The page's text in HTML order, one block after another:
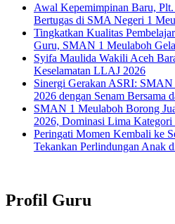
Awal Kepemimpinan Baru,
Bertugas di SMA Negeri 1
Tingkatkan Kualitas
Guru, SMAN 1 Meulaboh
Syifa Maulida Wakili Aceh
Keselamatan LLAJ 2026
Sinergi Gerakan ASRI:
2026 dengan Senam Bersama
SMAN 1 Meulaboh Borong
2026, Dominasi Lima Kategori
Peringati Momen Kembali ke
Tekankan Perlindungan Anak
Profil Guru